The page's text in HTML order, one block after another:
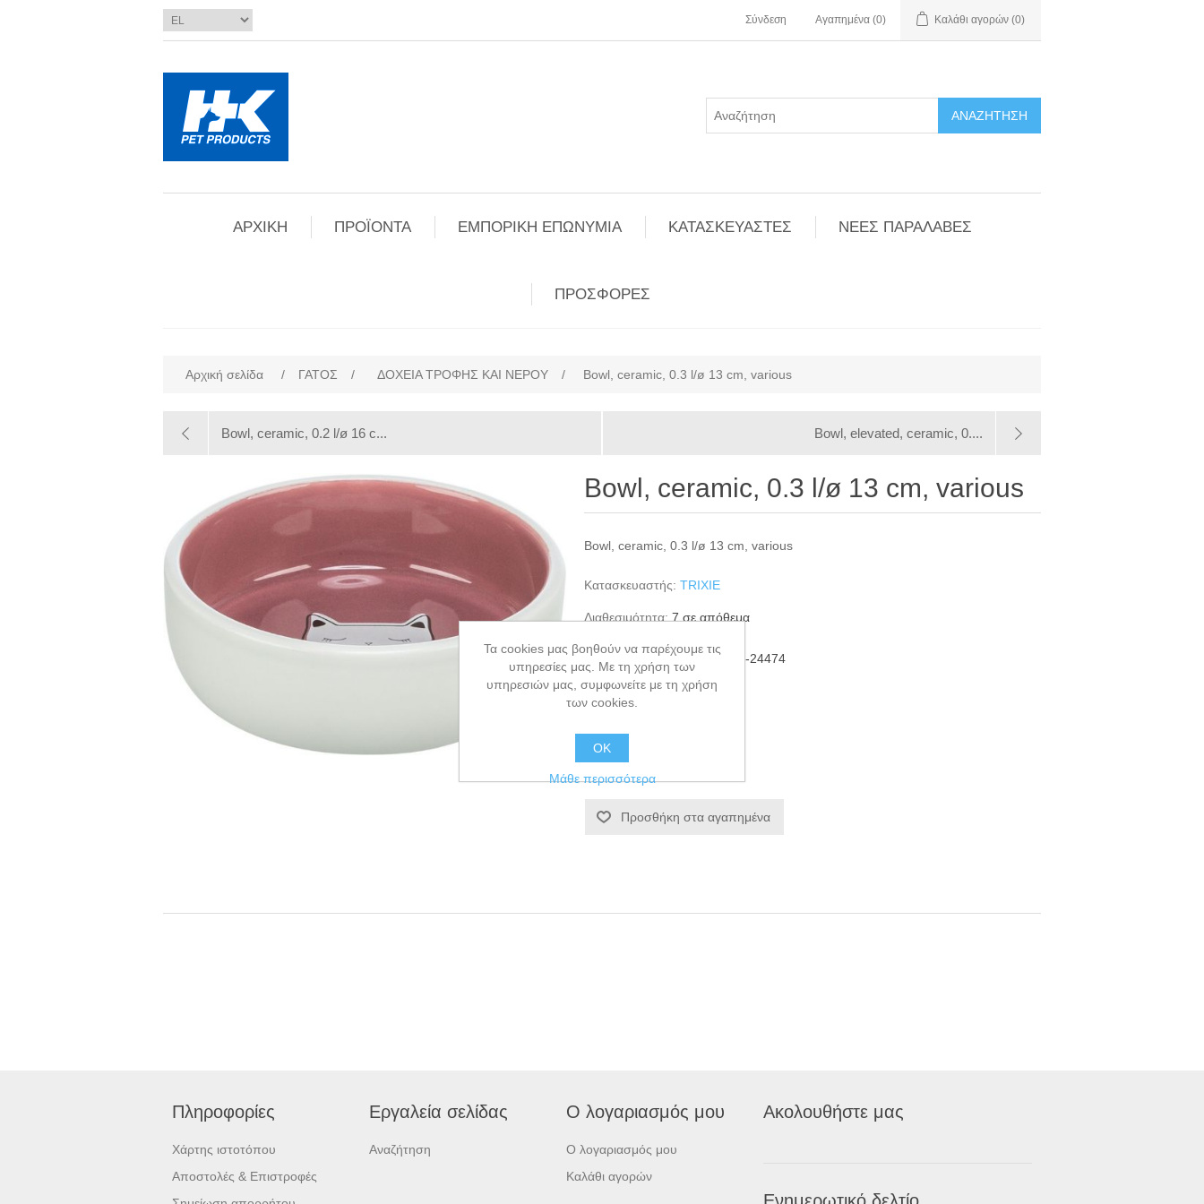
Σύνδεση Αγαπημένα (0) Καλάθι αγορών (0)
ΑΝΑΖΉΤΗΣΗ
ΑΡΧΙΚΗ ΠΡΟΪΟΝΤΑ ΕΜΠΟΡΙΚΗ ΕΠΩΝΥΜΙΑ ΚΑΤΑΣΚΕΥΑΣΤΕΣ ΝΕΕΣ ΠΑΡΑΛΑΒΕΣ
ΠΡΟΣΦΟΡΕΣ
Αρχική σελίδα / ΓΑΤΟΣ / ΔΟΧΕΙΑ ΤΡΟΦΗΣ ΚΑΙ ΝΕΡΟΥ / Bowl, ceramic, 0.3 l/ø 13 cm, various
Bowl, ceramic, 0.2 l/ø 16 c... Bowl, elevated, ceramic, 0....
Bowl, ceramic, 0.3 l/ø 13 cm, various
Bowl, ceramic, 0.3 l/ø 13 cm, various
Κατασκευαστής: TRIXIE
Διαθεσιμότητα: 7 σε απόθεμα
ΚΩΔΙΚΟΣ ΠΡΟΪΟΝΤΟΣ:
TRI-24474
GTIN: 4047974244746
Προσθήκη στα αγαπημένα
Πληροφορίες
Χάρτης ιστοτόπου
Αποστολές & Επιστροφές
Εργαλεία σελίδας
Αναζήτηση
Ο λογαριασμός μου
Ο λογαριασμός μου
Καλάθι αγορών
Ακολουθήστε μας
Τα cookies μας βοηθούν να παρέχουμε τις
υπηρεσίες μας. Με τη χρήση των
υπηρεσιών μας, συμφωνείτε με τη χρήση
των cookies.
ΟΚ
Μάθε περισσότερα